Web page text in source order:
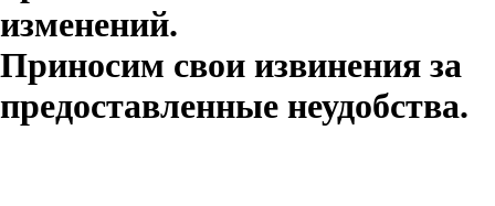
изменений.
Приносим свои извинения за
предоставленные неудобства.